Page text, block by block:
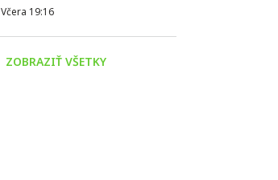
Včera 19:16
ZOBRAZIŤ VŠETKY